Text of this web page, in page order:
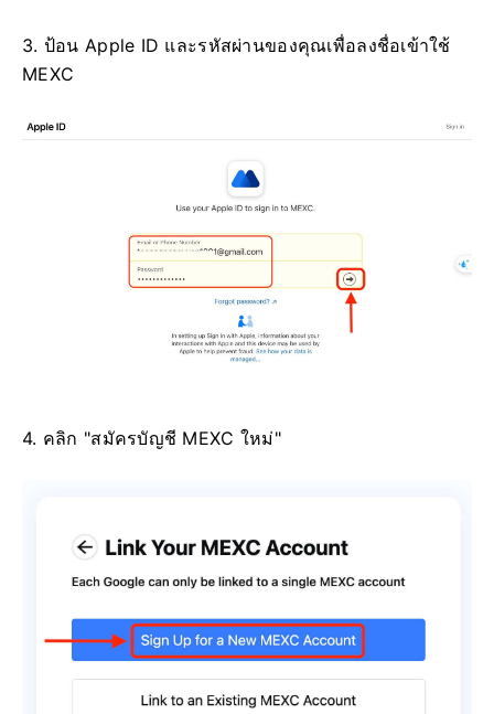
3. ป้อน Apple ID และรหัสผ่านของคุณเพื่อลงชื่อเข้าใช้
MEXC
4. คลิก "สมัครบัญชี MEXC ใหม่"